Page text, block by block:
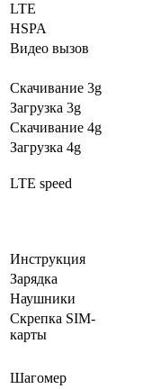
LTE
HSPA
Видео вызов
Скачивание 3g
Загрузка 3g
Скачивание 4g
Загрузка 4g
LTE speed
Инструкция
Зарядка
Наушники
Скрепка SIM-
карты
Шагомер